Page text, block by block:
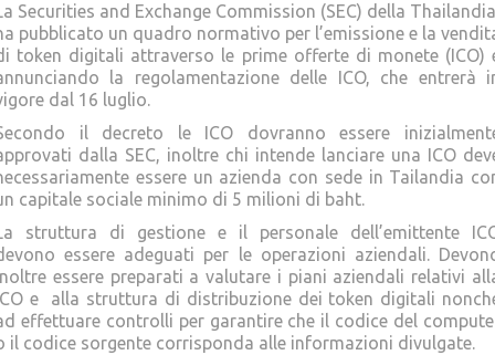
Securities and Exchange Commission (SEC) della
pubblicato un quadro normativo per l’emissione e la
token digitali attraverso le prime offerte di monete (ICO)
la regolamentazione delle ICO, che entrerà
dal 16 luglio.
il decreto le ICO dovranno essere
dalla SEC, inoltre chi intende lanciare una ICO
essere un azienda con sede in Tailandia
capitale sociale minimo di 5 milioni di baht.
struttura di gestione e il personale dell’emittente
essere adeguati per le operazioni aziendali.
essere preparati a valutare i piani aziendali relativi
e alla struttura di distribuzione dei token digitali
effettuare controlli per garantire che il codice del
il codice sorgente corrisponda alle informazioni divulgate.